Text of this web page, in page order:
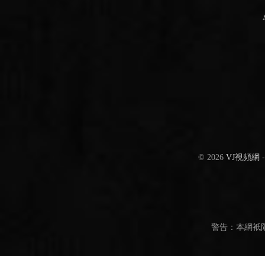
© 2026 VJ視頻網
警告：本網衹